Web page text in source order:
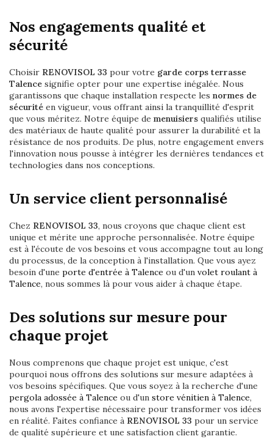
Nos engagements qualité et
sécurité
Choisir RENOVISOL 33 pour votre garde corps terrasse
Talence signifie opter pour une expertise inégalée. Nous
garantissons que chaque installation respecte les normes de
sécurité en vigueur, vous offrant ainsi la tranquillité d'esprit
que vous méritez. Notre équipe de menuisiers qualifiés utilise
des matériaux de haute qualité pour assurer la durabilité et la
résistance de nos produits. De plus, notre engagement envers
l'innovation nous pousse à intégrer les dernières tendances et
technologies dans nos conceptions.
Un service client personnalisé
Chez RENOVISOL 33, nous croyons que chaque client est
unique et mérite une approche personnalisée. Notre équipe
est à l'écoute de vos besoins et vous accompagne tout au long
du processus, de la conception à l'installation. Que vous ayez
besoin d'une porte d'entrée à Talence ou d'un volet roulant à
Talence, nous sommes là pour vous aider à chaque étape.
Des solutions sur mesure pour
chaque projet
Nous comprenons que chaque projet est unique, c'est
pourquoi nous offrons des solutions sur mesure adaptées à
vos besoins spécifiques. Que vous soyez à la recherche d'une
pergola adossée à Talence ou d'un store vénitien à Talence,
nous avons l'expertise nécessaire pour transformer vos idées
en réalité. Faites confiance à RENOVISOL 33 pour un service
de qualité supérieure et une satisfaction client garantie.